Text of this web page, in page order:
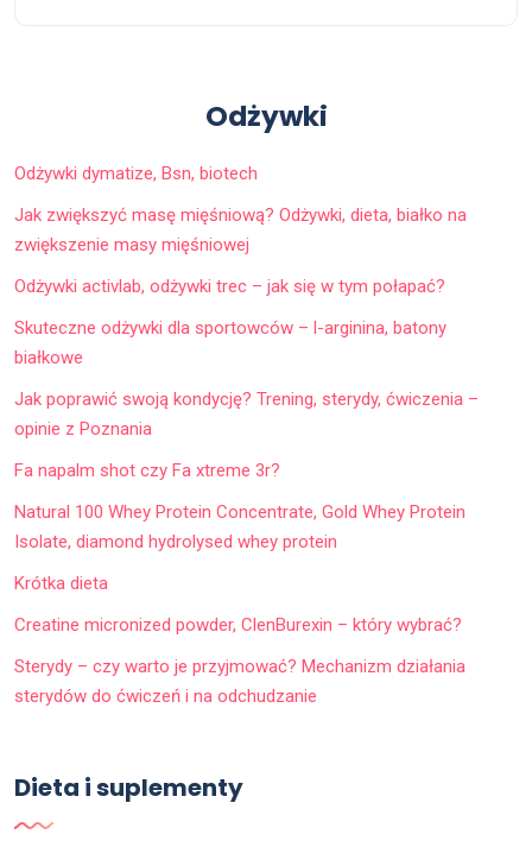
Odżywki
Odżywki dymatize, Bsn, biotech
Jak zwiększyć masę mięśniową? Odżywki, dieta, białko na
zwiększenie masy mięśniowej
Odżywki activlab, odżywki trec – jak się w tym połapać?
Skuteczne odżywki dla sportowców – l-arginina, batony
białkowe
Jak poprawić swoją kondycję? Trening, sterydy, ćwiczenia –
opinie z Poznania
Fa napalm shot czy Fa xtreme 3r?
Natural 100 Whey Protein Concentrate, Gold Whey Protein
Isolate, diamond hydrolysed whey protein
Krótka dieta
Creatine micronized powder, ClenBurexin – który wybrać?
Sterydy – czy warto je przyjmować? Mechanizm działania
sterydów do ćwiczeń i na odchudzanie
Dieta i suplementy